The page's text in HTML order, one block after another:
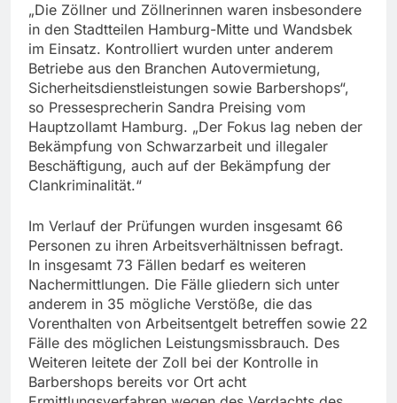
„Die Zöllner und Zöllnerinnen waren insbesondere
in den Stadtteilen Hamburg-Mitte und Wandsbek
im Einsatz. Kontrolliert wurden unter anderem
Betriebe aus den Branchen Autovermietung,
Sicherheitsdienstleistungen sowie Barbershops“,
so Pressesprecherin Sandra Preising vom
Hauptzollamt Hamburg. „Der Fokus lag neben der
Bekämpfung von Schwarzarbeit und illegaler
Beschäftigung, auch auf der Bekämpfung der
Clankriminalität.“
Im Verlauf der Prüfungen wurden insgesamt 66
Personen zu ihren Arbeitsverhältnissen befragt.
In insgesamt 73 Fällen bedarf es weiteren
Nachermittlungen. Die Fälle gliedern sich unter
anderem in 35 mögliche Verstöße, die das
Vorenthalten von Arbeitsentgelt betreffen sowie 22
Fälle des möglichen Leistungsmissbrauch. Des
Weiteren leitete der Zoll bei der Kontrolle in
Barbershops bereits vor Ort acht